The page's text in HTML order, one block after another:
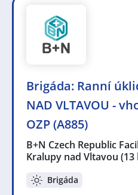
Brigáda: Ranní
NAD VLTAVOU -
OZP (A885)
B+N Czech Republic
Kralupy nad Vltavou (13
Brigáda